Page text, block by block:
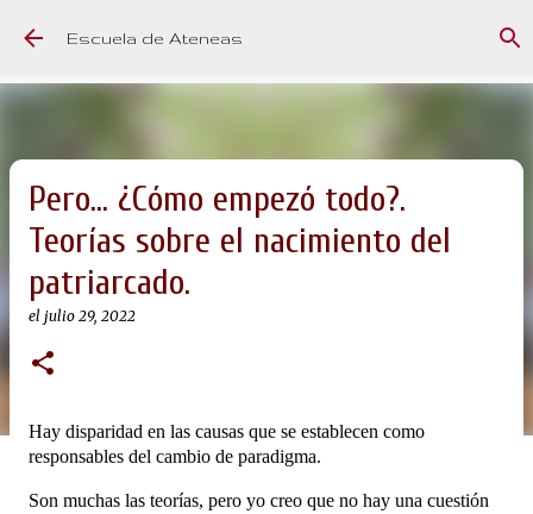
Ir al contenido principal
Escuela de Ateneas
Pero... ¿Cómo empezó todo?.
Teorías sobre el nacimiento del
patriarcado.
el julio 29, 2022
Hay disparidad en las causas que se establecen como
responsables del cambio de paradigma.
Son muchas las teorías, pero yo creo que no hay una cuestión